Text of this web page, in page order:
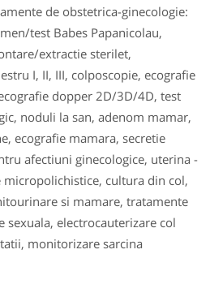
de obstetrica-ginecologie:
test Babes Papanicolau,
extractie sterilet,
I, II, III, colposcopie, ecografie
dopper 2D/3D/4D, test
noduli la san, adenom mamar,
ecografie mamara, secretie
afectiuni ginecologice, uterina -
cultura din col,
si mamare, tratamente
electrocauterizare col
monitorizare sarcina